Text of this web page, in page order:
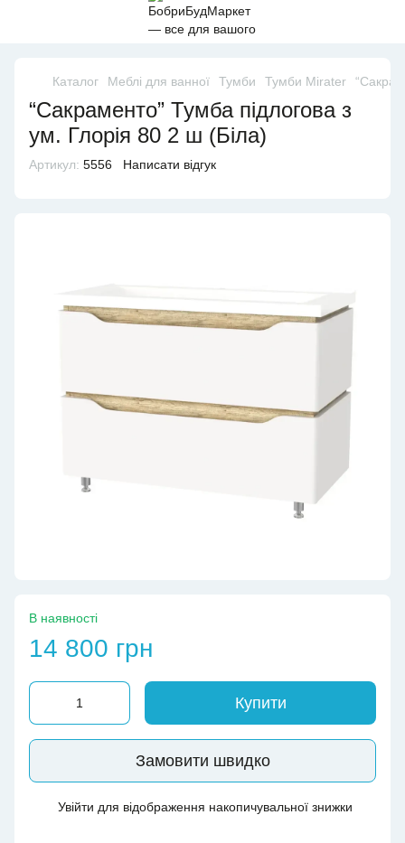
Каталог Меблі для ванної Тумби Тумби Mirater
“Сакраменто” Тумба підлогова з
ум. Глорія 80 2 ш (Біла)
Артикул: 5556 Написати відгук
В наявності
14 800 грн
Купити
Замовити швидко
Увійти для відображення накопичувальної знижки